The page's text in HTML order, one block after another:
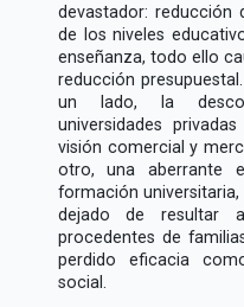
devastador: reducción
de los niveles
enseñanza, todo ello
reducción
un lado, la
universidades
visión comercial y
otro, una aberrante
formación
dejado de resultar
procedentes de
perdido eficacia
social.